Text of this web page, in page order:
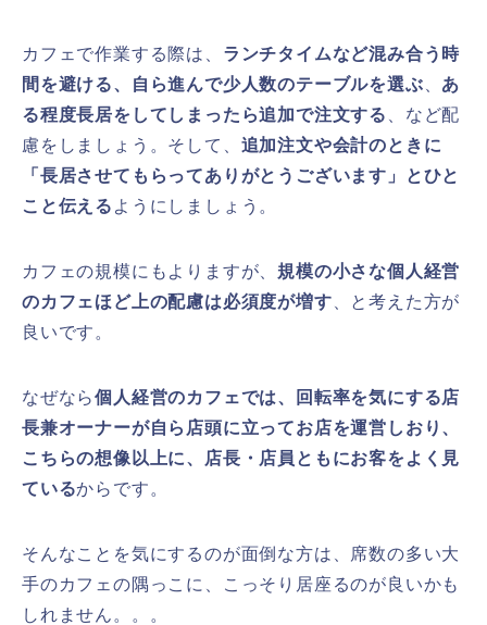
カフェで作業する際は、 ランチタイムなど混み合う時
間を避ける、自ら進んで少人数のテーブルを選ぶ
あ
る程度長居をしてしまったら追加で注文する
、など配
慮をしましょう。そして、 追加注文や会計のときに
「長居させてもらってありがとうございます」とひと
こと伝える ようにしましょう。
カフェの規模にもよりますが、 規模の小さな個人経営
のカフェほど上の配慮は必須度が増す 、と考えた方が
良いです。
なぜなら個人経営のカフェでは、回転率を気にする店
長兼オーナーが自ら店頭に立ってお店を運営しおり、
こちらの想像以上に、店長・店員ともにお客をよく見
ているからです。
そんなことを気にするのが面倒な方は、席数の多い大
手のカフェの隅っこに、こっそり居座るのが良いかも
しれません。。。